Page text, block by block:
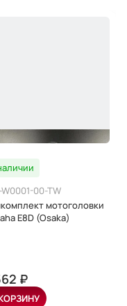
00-TW
мотоголовки
E8D (Osaka)
₽